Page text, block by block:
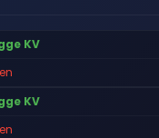
KV
KV